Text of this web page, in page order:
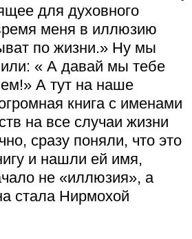
для духовного
меня в иллюзию
по жизни.» Ну мы
« А давай мы тебе
А тут на наше
книга с именами
на все случаи жизни
сразу поняли, что это
и нашли ей имя,
не «иллюзия», а
стала Нирмохой